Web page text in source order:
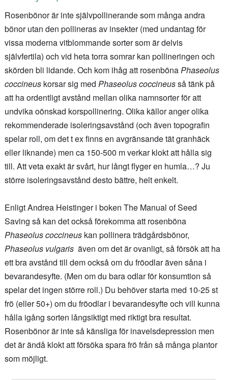
Rosenbönor är inte självpollinerande som många andra
bönor utan den pollineras av insekter (med undantag för
vissa moderna vitblommande sorter som är delvis
självfertila) och vid heta torra somrar kan pollineringen och
skörden bli lidande. Och kom ihåg att rosenbönaPhaseolus
coccineuskorsar sig med Phaseolus coccineusså tänk på
att ha ordentligt avstånd mellan olika namnsorter för att
undvika oönskad korspollinering. Olika källor anger olika
rekommenderade isoleringsavstånd (och även topografin
spelar roll, om det t ex finns en avgränsande tät granhäck
eller liknande) men ca 150-500 m verkar klokt att hålla sig
till. Att veta exakt är svårt, hur långt flyger en humla…? Ju
större isoleringsavstånd desto bättre, helt enkelt.
Enligt Andrea Heistinger i boken The Manual of Seed
Saving så kan det också förekomma att rosenböna
Phaseolus coccineuskan pollinera trädgårdsbönor,
Phaseolus vulgaris även om det är ovanligt, så försök att ha
ett bra avstånd till dem också om du fröodlar även såna i
bevarandesyfte. (Men om du bara odlar för konsumtion så
spelar det ingen större roll.) Du behöver starta med 10-25 st
frö (eller 50+) om du fröodlar i bevarandesyfte och vill kunna
hålla igång sorten långsiktigt med riktigt bra resultat.
Rosenbönor är inte så känsliga för inavelsdepression men
det är ändå klokt att försöka spara frö från så många plantor
som möjligt.